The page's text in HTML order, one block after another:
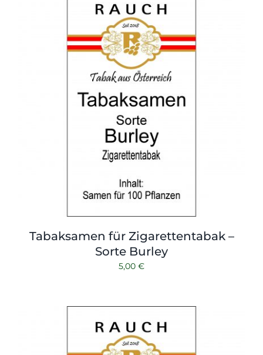
Tabaksamen für Zigarettentabak –
Sorte Burley
5,00 €